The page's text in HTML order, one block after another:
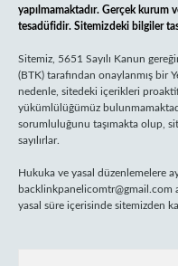
yapılmamaktadır. Gerçek kurum
tesadüfidir. Sitemizdeki bilgiler
Sitemiz, 5651 Sayılı Kanun
(BTK) tarafından onaylanmış bir
nedenle, sitedeki içerikleri
yükümlülüğümüz
sorumluluğunu taşımakta olup,
sayılırlar.
Hukuka ve yasal düzenlemelere
backlinkpanelicomtr@gmail.com
yasal süre içerisinde sitemizden